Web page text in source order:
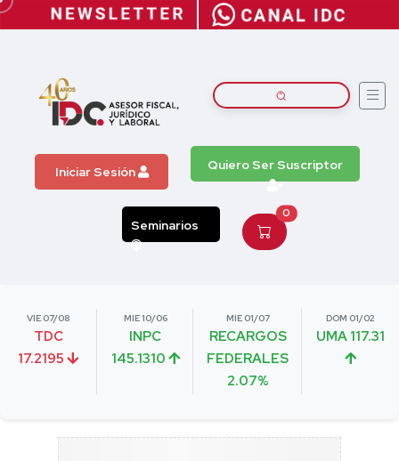
Iniciar Sesión Quiero Ser Suscriptor
Seminarios
0
VIE 07/08
TDC
17.2195
MIE 10/06
INPC
145.1310
MIE 01/07
RECARGOS
FEDERALES
2.07%
DOM 01/02
UMA 117.31